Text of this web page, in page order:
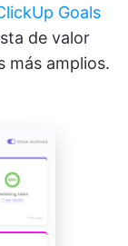
Goals
de valor
más amplios.